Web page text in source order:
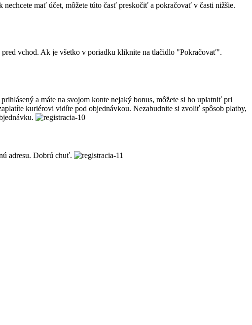
mať účet, môžete túto časť preskočiť a pokračovať v časti nižšie.
vchod. Ak je všetko v poriadku kliknite na tlačidlo "Pokračovať".
a máte na svojom konte nejaký bonus, môžete si ho uplatniť pri
kuriérovi vidíte pod objednávkou. Nezabudnite si zvoliť spôsob platby,
adresu. Dobrú chuť.